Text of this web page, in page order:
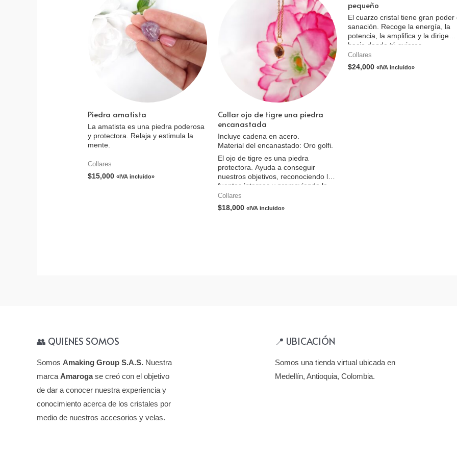
Piedra amatista
La amatista es una piedra poderosa
y protectora. Relaja y estimula la
mente.
Collares
$15,000 «IVA incluido»
Collar ojo de tigre una piedra
encanastada
Incluye cadena en acero.
Material del encanastado: Oro golfi.
El ojo de tigre es una piedra
protectora. Ayuda a conseguir
nuestros objetivos, reconociendo las
fuentes internas y promoviendo la
claridad de intención. Esta piedra es
útil para reconocer tanto tus
necesidades como las de los demás.
Collares
$18,000 «IVA incluido»
pequeño
El cuarzo cristal tiene gran poder
sanación. Recoge la energía, la
potencia, la amplifica y la dirige
hacia donde tú quieres.
Collares
$24,000 «IVA incluido»
👥 QUIENES SOMOS
Somos Amaking Group S.A.S. Nuestra
marca Amarogase creó con el objetivo
de dar a conocer nuestra experiencia y
conocimiento acerca de los cristales por
medio de nuestros accesorios y velas.
📍 UBICACIÓN
Somos una tienda virtual ubicada en
Medellín, Antioquia, Colombia.